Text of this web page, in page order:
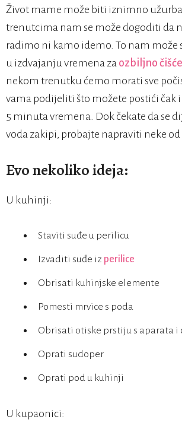
Život mame može biti iznimno
trenutcima nam se može dogoditi da
radimo ni kamo idemo. To nam može
u izdvajanju vremena za ozbiljno
nekom trenutku ćemo morati sve
vama podijeliti što možete postići čak
5 minuta vremena. Dok čekate da se
voda zakipi, probajte napraviti neke od
Evo nekoliko ideja:
U kuhinji:
Staviti suđe u perilicu
Izvaditi suđe iz perilice
Obrisati kuhinjske elemente
Pomesti mrvice s poda
Obrisati otiske prstiju s aparata i
Oprati sudoper
Oprati pod u kuhinji
U kupaonici: